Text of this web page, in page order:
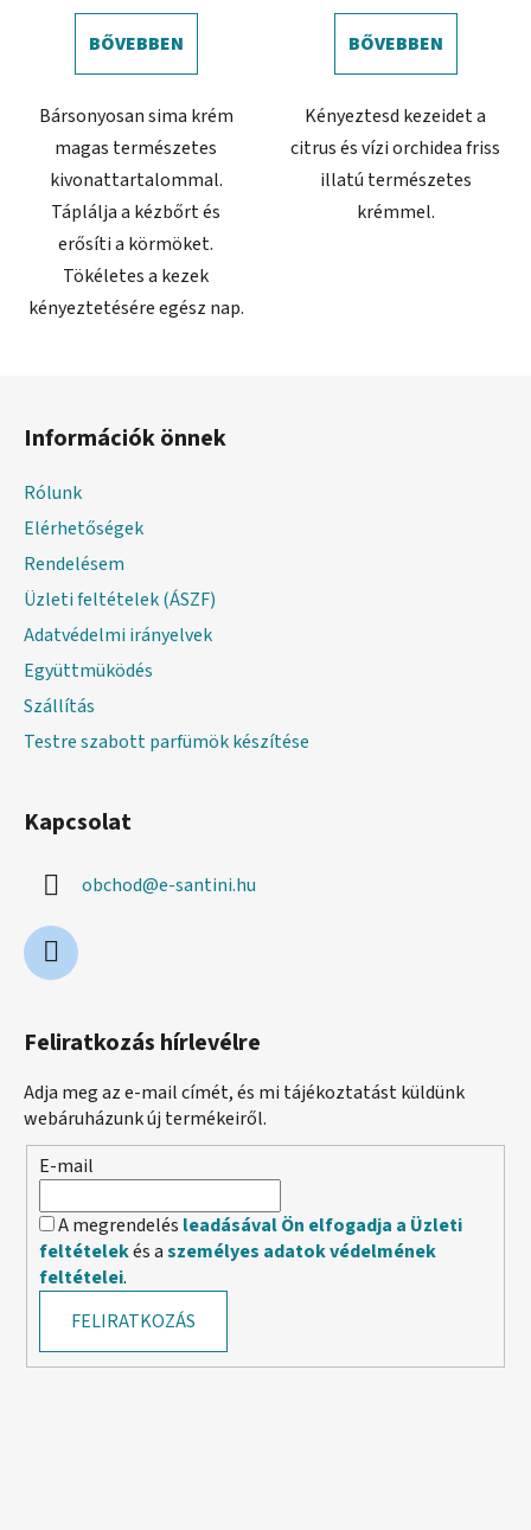
BŐVEBBEN
Bársonyosan sima krém
magas természetes
kivonattartalommal.
Táplálja a kézbőrt és
erősíti a körmöket.
Tökéletes a kezek
kényeztetésére egész nap.
BŐVEBBEN
Kényeztesd kezeidet a
citrus és vízi orchidea friss
illatú természetes
krémmel.
Információk önnek
Rólunk
Elérhetőségek
Rendelésem
Üzleti feltételek (ÁSZF)
Adatvédelmi irányelvek
Együttmüködés
Szállítás
Testre szabott parfümök készítése
Kapcsolat
obchod@e-santini.hu
Feliratkozás hírlevélre
Adja meg az e-mail címét, és mi tájékoztatást küldünk
webáruházunk új termékeiről.
E-mail
A megrendelés leadásával Ön elfogadja a Üzleti
feltételekés aszemélyes adatok védelmének
feltételei.
FELIRATKOZÁS